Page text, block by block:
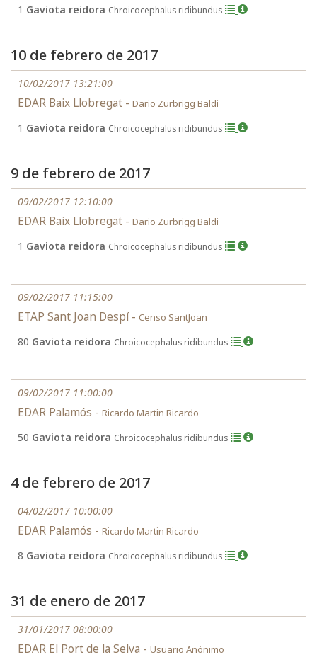
1 Gaviota reidora Chroicocephalus ridibundus
10 de febrero de 2017
10/02/2017 13:21:00
EDAR Baix Llobregat - Dario Zurbrigg Baldi
1 Gaviota reidora Chroicocephalus ridibundus
9 de febrero de 2017
09/02/2017 12:10:00
EDAR Baix Llobregat - Dario Zurbrigg Baldi
1 Gaviota reidora Chroicocephalus ridibundus
09/02/2017 11:15:00
ETAP Sant Joan Despí - Censo SantJoan
80 Gaviota reidora Chroicocephalus ridibundus
09/02/2017 11:00:00
EDAR Palamós - Ricardo Martin Ricardo
50 Gaviota reidora Chroicocephalus ridibundus
4 de febrero de 2017
04/02/2017 10:00:00
EDAR Palamós - Ricardo Martin Ricardo
8 Gaviota reidora Chroicocephalus ridibundus
31 de enero de 2017
31/01/2017 08:00:00
EDAR El Port de la Selva - Usuario Anónimo